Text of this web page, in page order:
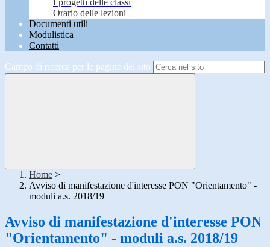
I progetti delle classi
Orario delle lezioni
Documenti utili
Modulistica
Contatti
Campo di ricerca per le pagine del sito
Home >
Avviso di manifestazione d'interesse PON "Orientamento" -
moduli a.s. 2018/19
Avviso di manifestazione d'interesse PON
"Orientamento" - moduli a.s. 2018/19